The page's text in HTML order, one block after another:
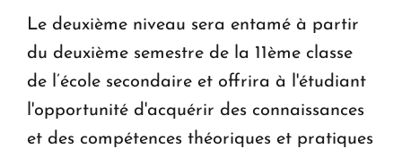
Le deuxième niveau sera entamé à partir
du deuxième semestre de la 11ème classe
de l’école secondaire et offrira à l'étudiant
l'opportunité d'acquérir des connaissances
et des compétences théoriques et pratiques